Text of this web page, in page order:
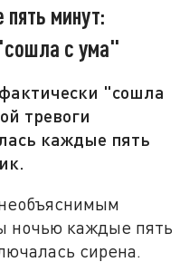
минут:
с ума"
"сошла
тревоги
каждые пять
ночью каждые пять
сирена.